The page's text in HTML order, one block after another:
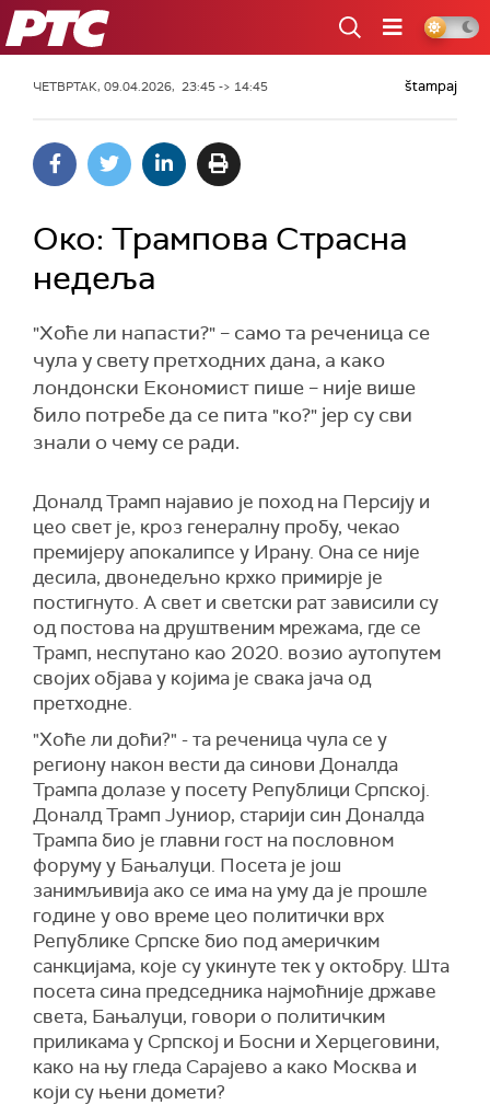
РТС
ЧЕТВРТАК, 09.04.2026, 23:45 -> 14:45 štampaj
Око: Трампова Страсна
недеља
"Хоће ли напасти?" – само та реченица се
чула у свету претходних дана, а како
лондонски Економист пише – није више
било потребе да се пита "ко?" јер су сви
знали о чему се ради.
Доналд Трамп најавио је поход на Персију и
цео свет је, кроз генералну пробу, чекао
премијеру апокалипсе у Ирану. Она се није
десила, двонедељно крхко примирје је
постигнуто. А свет и светски рат зависили су
од постова на друштвеним мрежама, где се
Трамп, неспутано као 2020. возио аутопутем
својих објава у којима је свака јача од
претходне.
"Хоће ли доћи?" - та реченица чула се у
региону након вести да синови Доналда
Трампа долазе у посету Републици Српској.
Доналд Трамп Јуниор, старији син Доналда
Трампа био је главни гост на пословном
форуму у Бањалуци. Поcета је још
занимљивија ако се има на уму да је прошле
године у ово време цео политички врх
Републике Српске био под америчким
санкцијама, које су укинуте тек у октобру. Шта
посета сина председника најмоћније државе
света, Бањалуци, говори о политичким
приликама у Српској и Босни и Херцеговини,
како на њу гледа Сарајево а како Москва и
који су њени домети?